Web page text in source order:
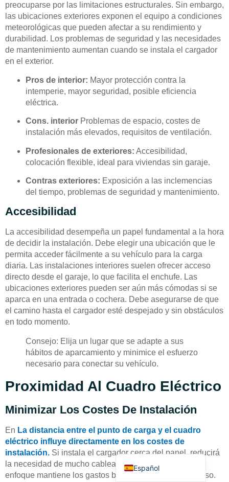
preocuparse por las limitaciones estructurales. Sin embargo,
las ubicaciones exteriores exponen el equipo a condiciones
meteorológicas que pueden afectar a su rendimiento y
durabilidad. Los problemas de seguridad y las necesidades
de mantenimiento aumentan cuando se instala el cargador
en el exterior.
Pros de interior: Mayor protección contra la
intemperie, mayor seguridad, posible eficiencia
eléctrica.
Cons. interior Problemas de espacio, costes de
instalación más elevados, requisitos de ventilación.
Profesionales de exteriores: Accesibilidad,
colocación flexible, ideal para viviendas sin garaje.
Contras exteriores: Exposición a las inclemencias
del tiempo, problemas de seguridad y mantenimiento.
Accesibilidad
La accesibilidad desempeña un papel fundamental a la hora
de decidir la instalación. Debe elegir una ubicación que le
permita acceder fácilmente a su vehículo para la carga
diaria. Las instalaciones interiores suelen ofrecer acceso
directo desde el garaje, lo que facilita el enchufe. Las
ubicaciones exteriores pueden ser aún más cómodas si se
aparca en una entrada o cochera. Debe asegurarse de que
el camino hasta el cargador esté despejado y sin obstáculos
en todo momento.
Consejo: Elija un lugar que se adapte a sus
hábitos de aparcamiento y minimice el esfuerzo
necesario para conectar su vehículo.
Proximidad Al Cuadro Eléctrico
Minimizar Los Costes De Instalación
En La distancia entre el punto de carga y el cuadro
eléctrico influye directamente en los costes de
instalación. Si instala el cargador cerca del panel, reducirá
la necesidad de mucho cableado y mano de obra. Este
enfoque mantiene los gastos bajos y simplifica el proceso.
Español
English
Português
العربية
Türkçe
Bahasa Indonesia